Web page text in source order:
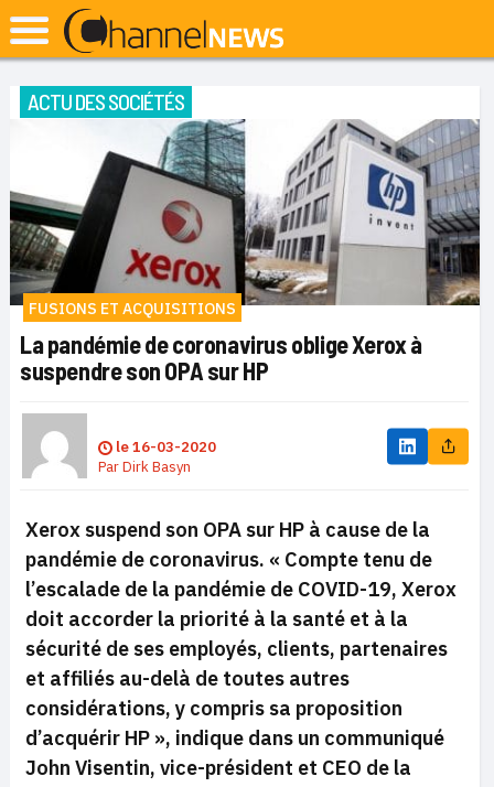
ACTU DES SOCIÉTÉS
FUSIONS ET ACQUISITIONS
La pandémie de coronavirus oblige Xerox à
suspendre son OPA sur HP
le16-03-2020
ParDirk Basyn
Xerox suspend son OPA sur HP à cause de la
pandémie de coronavirus. « Compte tenu de
l’escalade de la pandémie de COVID-19, Xerox
doit accorder la priorité à la santé et à la
sécurité de ses employés, clients, partenaires
et affiliés au-delà de toutes autres
considérations, y compris sa proposition
d’acquérir HP », indique dans un communiqué
John Visentin, vice-président et CEO de la